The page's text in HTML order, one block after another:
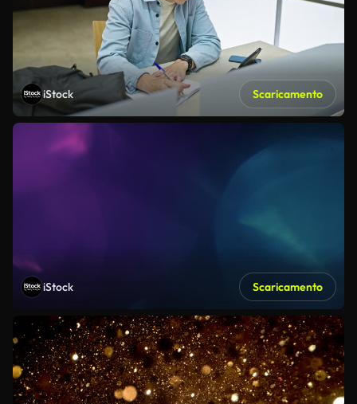
iStock Scaricamento
iStock Scaricamento